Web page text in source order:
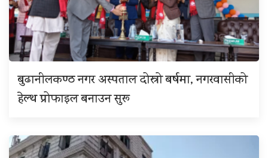
बुढानीलकण्ठ नगर अस्पताल दोस्रो बर्षमा, नगरवासीको
हेल्थ प्रोफाइल बनाउन सुरू